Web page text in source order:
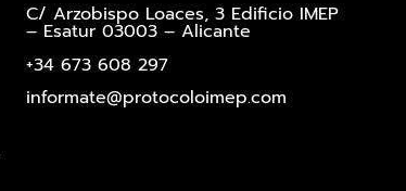
C/ Arzobispo Loaces, 3 Edificio IMEP
– Esatur 03003 – Alicante
+34 673 608 297
informate@protocoloimep.com